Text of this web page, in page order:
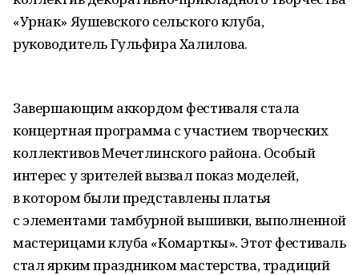
«Урнак» Яушевского сельского клуба,
руководитель Гульфира Халилова.
Завершающим аккордом фестиваля стала
концертная программа с участием творческих
коллективов Мечетлинского района. Особый
интерес у зрителей вызвал показ моделей,
в котором были представлены платья
с элементами тамбурной вышивки, выполненной
мастерицами клуба «Комарткы». Этот фестиваль
стал ярким праздником мастерства, традиций